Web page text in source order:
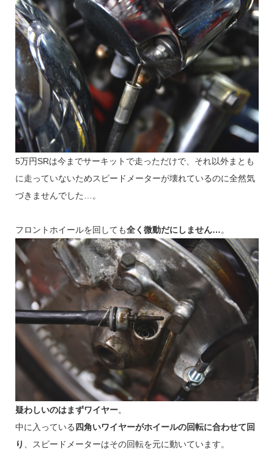
5万円SRは今までサーキットで走っただけで、それ以外まとも
に走っていないためスピードメーターが壊れているのに全然気
づきませんでした…。
フロントホイールを回しても全く微動だにしません…。
疑わしいのはまずワイヤー。
中に入っている 四角いワイヤーがホイールの回転に合わせて回
り
、スピードメーターはその回転を元に動いています。